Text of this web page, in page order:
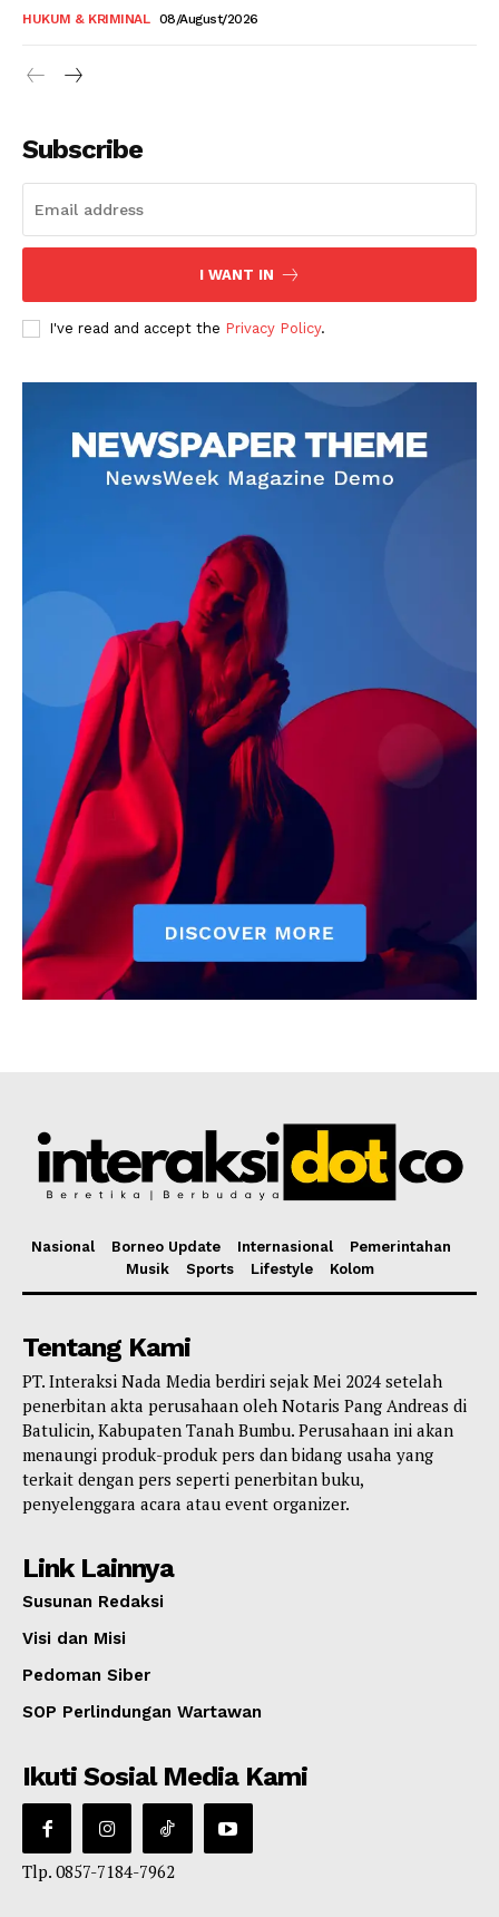
HUKUM & KRIMINAL 08/August/2026
Subscribe
I WANT IN
I've read and accept the Privacy Policy.
Nasional Borneo Update Internasional
Pemerintahan
Musik
Sports Lifestyle Kolom
Tentang Kami
PT. Interaksi Nada Media berdiri sejak Mei 2024 setelah
penerbitan akta perusahaan oleh Notaris Pang Andreas di
Batulicin, Kabupaten Tanah Bumbu. Perusahaan ini akan
menaungi produk-produk pers dan bidang usaha yang
terkait dengan pers seperti penerbitan buku,
penyelenggara acara atau event organizer.
Link Lainnya
Susunan Redaksi
Visi dan Misi
Pedoman Siber
SOP Perlindungan Wartawan
Ikuti Sosial Media Kami
Tlp. 0857-7184-7962